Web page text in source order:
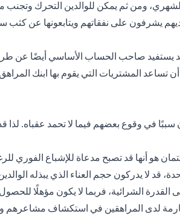
ومن ثم يمكن للوالدين التحرك وتجنب
يشرفون على نفقاتهم ويتابعونها عن كثب
يستفيد صاحب الحساب الأساسي أيضًا عن
تساعد المشتريات التي يقوم بها ابنك
سببًا في وقوع بعضهم فيما لا تحمد عقباه.
هو أنها قد تصبح مدعاة للإشباع الفوري
قد لا يدركون حجم العناء الذي يبذله
الشرائية، فربما لا يكون مؤهلًا
لدى المراهقين في استكشاف مشاعرهم